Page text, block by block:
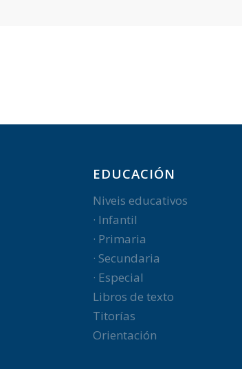
EDUCACIÓN
Niveis educativos
· Infantil
· Primaria
· Secundaria
· Especial
Libros de texto
Titorías
Orientación